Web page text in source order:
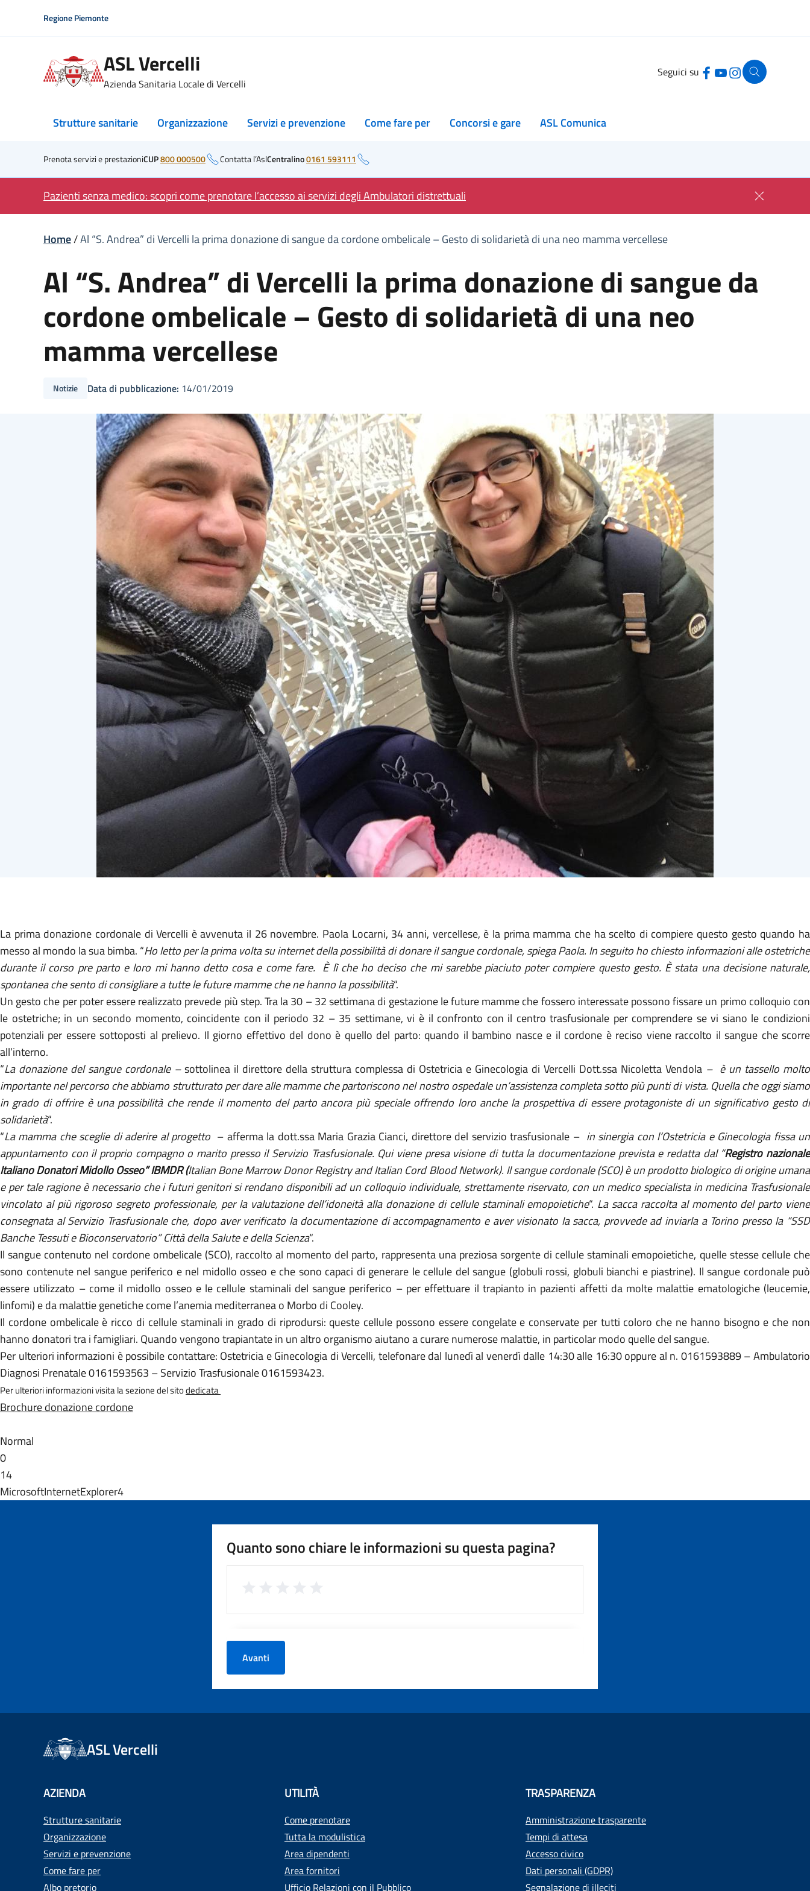
Regione Piemonte
ASL Vercelli
Azienda Sanitaria Locale di Vercelli
Seguici su
Strutture sanitarie Organizzazione Servizi e prevenzione Come fare per Concorsi e gare ASL Comunica
Prenota servizi e prestazioniCUP800 000500 Contatta l’AslCentralino0161 593111
Pazienti senza medico: scopri come prenotare l’accesso ai servizi degli Ambulatori distrettuali
Home/Al “S. Andrea” di Vercelli la prima donazione di sangue da cordone ombelicale – Gesto di solidarietà di una neo mamma vercellese
Al “S. Andrea” di Vercelli la prima donazione di sangue da
cordone ombelicale – Gesto di solidarietà di una neo
mamma vercellese
Notizie Data di pubblicazione: 14/01/2019
La prima donazione cordonale di Vercelli è avvenuta il 26 novembre. Paola Locarni, 34 anni, vercellese, è la prima mamma che ha scelto di compiere questo gesto quando ha
messo al mondo la sua bimba. “Ho letto per la prima volta su internet della possibilità di donare il sangue cordonale, spiega Paola. In seguito ho chiesto informazioni alle ostetriche
durante il corso pre parto e loro mi hanno detto cosa e come fare. È lì che ho deciso che mi sarebbe piaciuto poter compiere questo gesto. È stata una decisione naturale,
spontanea che sento di consigliare a tutte le future mamme che ne hanno la possibilità“.
Un gesto che per poter essere realizzato prevede più step. Tra la 30 – 32 settimana di gestazione le future mamme che fossero interessate possono fissare un primo colloquio con
le ostetriche; in un secondo momento, coincidente con il periodo 32 – 35 settimane, vi è il confronto con il centro trasfusionale per comprendere se vi siano le condizioni
potenziali per essere sottoposti al prelievo. Il giorno effettivo del dono è quello del parto: quando il bambino nasce e il cordone è reciso viene raccolto il sangue che scorre
all’interno.
“La donazione del sangue cordonale –sottolinea il direttore della struttura complessa di Ostetricia e Ginecologia di Vercelli Dott.ssa Nicoletta Vendola – è un tassello molto
importante nel percorso che abbiamo strutturato per dare alle mamme che partoriscono nel nostro ospedale un’assistenza completa sotto più punti di vista. Quella che oggi siamo
in grado di offrire è una possibilità che rende il momento del parto ancora più speciale offrendo loro anche la prospettiva di essere protagoniste di un significativo gesto di
solidarietà“.
“La mamma che sceglie di aderire al progetto – afferma la dott.ssa Maria Grazia Cianci, direttore del servizio trasfusionale – in sinergia con l’Ostetricia e Ginecologia fissa un
appuntamento con il proprio compagno o marito presso il Servizio Trasfusionale. Qui viene presa visione di tutta la documentazione prevista e redatta dal “Registro nazionale
Italiano Donatori Midollo Osseo” IBMDR (Italian Bone Marrow Donor Registry and Italian Cord Blood Network). Il sangue cordonale (SCO) è un prodotto biologico di origine umana
e per tale ragione è necessario che i futuri genitori si rendano disponibili ad un colloquio individuale, strettamente riservato, con un medico specialista in medicina Trasfusionale
vincolato al più rigoroso segreto professionale, per la valutazione dell’idoneità alla donazione di cellule staminali emopoietiche“. La sacca raccolta al momento del parto viene
consegnata al Servizio Trasfusionale che, dopo aver verificato la documentazione di accompagnamento e aver visionato la sacca, provvede ad inviarla a Torino presso la “SSD
Banche Tessuti e Bioconservatorio” Città della Salute e della Scienza“.
Il sangue contenuto nel cordone ombelicale (SCO), raccolto al momento del parto, rappresenta una preziosa sorgente di cellule staminali emopoietiche, quelle stesse cellule che
sono contenute nel sangue periferico e nel midollo osseo e che sono capaci di generare le cellule del sangue (globuli rossi, globuli bianchi e piastrine). Il sangue cordonale può
essere utilizzato – come il midollo osseo e le cellule staminali del sangue periferico – per effettuare il trapianto in pazienti affetti da molte malattie ematologiche (leucemie,
linfomi) e da malattie genetiche come l’anemia mediterranea o Morbo di Cooley.
Il cordone ombelicale è ricco di cellule staminali in grado di riprodursi: queste cellule possono essere congelate e conservate per tutti coloro che ne hanno bisogno e che non
hanno donatori tra i famigliari. Quando vengono trapiantate in un altro organismo aiutano a curare numerose malattie, in particolar modo quelle del sangue.
Per ulteriori informazioni è possibile contattare: Ostetricia e Ginecologia di Vercelli, telefonare dal lunedì al venerdì dalle 14:30 alle 16:30 oppure al n. 0161593889 – Ambulatorio
Diagnosi Prenatale 0161593563 – Servizio Trasfusionale 0161593423.
Per ulteriori informazioni visita la sezione del sitodedicata
Brochure donazione cordone
Normal
0
14
MicrosoftInternetExplorer4
Quanto sono chiare le informazioni su questa pagina?
Avanti
ASL Vercelli
AZIENDA
Strutture sanitarie
Organizzazione
Servizi e prevenzione
Come fare per
Albo pretorio
UTILITÀ
Come prenotare
Tutta la modulistica
Area dipendenti
Area fornitori
Ufficio Relazioni con il Pubblico
TRASPARENZA
Amministrazione trasparente
Tempi di attesa
Accesso civico
Dati personali (GDPR)
Segnalazione di illeciti